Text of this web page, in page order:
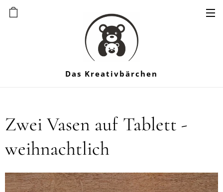
Das Kreativbärchen
Zwei Vasen auf Tablett -
weihnachtlich